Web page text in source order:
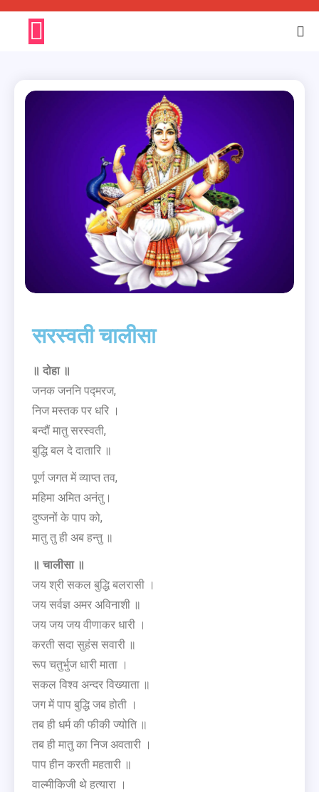
सरस्वती चालीसा
॥ दोहा ॥
जनक जननि पद्मरज,
निज मस्तक पर धरि ।
बन्दौं मातु सरस्वती,
बुद्धि बल दे दातारि ॥
पूर्ण जगत में व्याप्त तव,
महिमा अमित अनंतु।
दुष्जनों के पाप को,
मातु तु ही अब हन्तु ॥
॥ चालीसा ॥
जय श्री सकल बुद्धि बलरासी ।
जय सर्वज्ञ अमर अविनाशी ॥
जय जय जय वीणाकर धारी ।
करती सदा सुहंस सवारी ॥
रूप चतुर्भुज धारी माता ।
सकल विश्व अन्दर विख्याता ॥
जग में पाप बुद्धि जब होती ।
तब ही धर्म की फीकी ज्योति ॥
तब ही मातु का निज अवतारी ।
पाप हीन करती महतारी ॥
वाल्मीकिजी थे हत्यारा ।